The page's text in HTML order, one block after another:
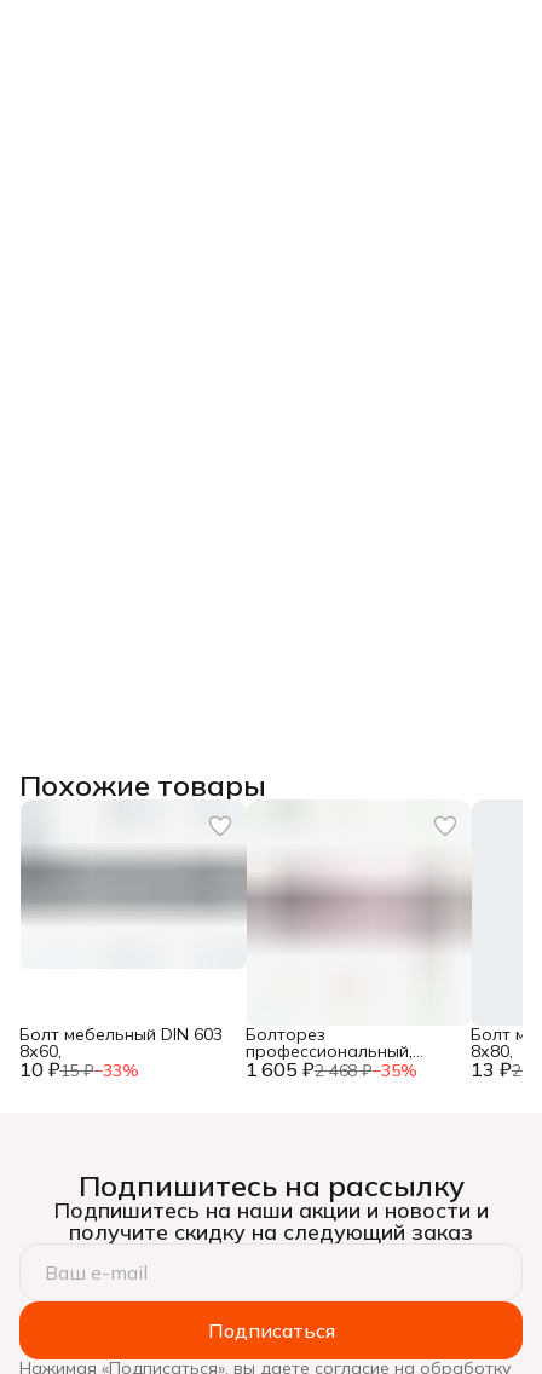
Похожие товары
10 ₽15 ₽−33%
Болт мебельный DIN 603
8х60,
1 605 ₽2 468 ₽−35%
Болторез
профессиональный,
губки из 13 ₽20
Болт
8х80,
Подпишитесь на рассылку
Подпишитесь на наши акции и новости и
получите скидку на следующий заказ
Подписаться
Нажимая «Подписаться», вы даете согласие на обработку